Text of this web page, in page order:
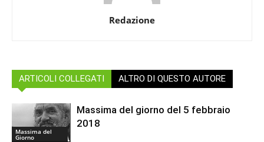
Redazione
ARTICOLI COLLEGATI ALTRO DI QUESTO AUTORE
Massima del
Giorno
Massima del giorno del 5 febbraio
2018